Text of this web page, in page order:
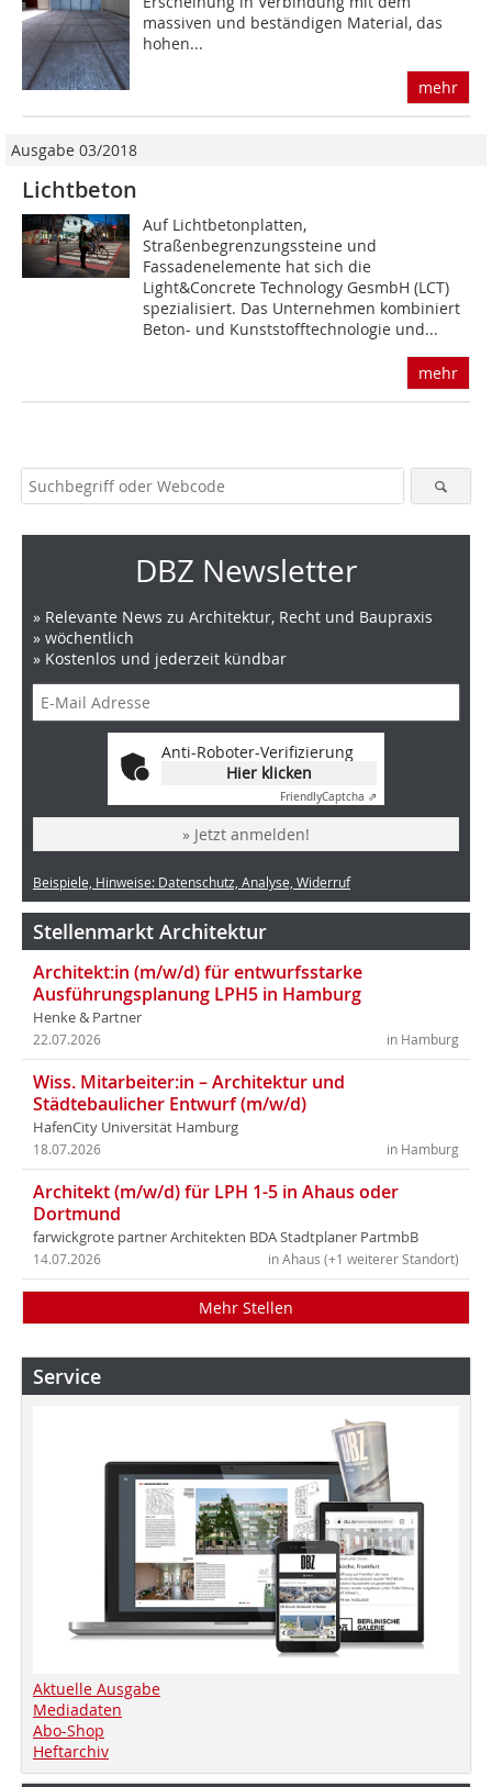
massiven und beständigen Material, das
hohen...
mehr
Ausgabe 03/2018
Lichtbeton
Auf Lichtbetonplatten,
Straßenbegrenzungssteine und
Fassadenelemente hat sich die
Light&Concrete Technology GesmbH (LCT)
spezialisiert. Das Unternehmen kombiniert
Beton- und Kunststofftechnologie und...
mehr
DBZ Newsletter
» Relevante News zu Architektur, Recht und Baupraxis
» wöchentlich
» Kostenlos und jederzeit kündbar
Anti-Roboter-Verifizierung
Hier klicken
FriendlyCaptcha ⇗
» Jetzt anmelden!
Beispiele, Hinweise: Datenschutz, Analyse, Widerruf
Stellenmarkt Architektur
Architekt:in (m/w/d) für entwurfsstarke
Ausführungsplanung LPH5 in Hamburg
Henke & Partner
in Hamburg
22.07.2026
Wiss. Mitarbeiter:in – Architektur und
Städtebaulicher Entwurf (m/w/d)
HafenCity Universität Hamburg
in Hamburg
18.07.2026
Architekt (m/w/d) für LPH 1-5 in Ahaus oder
Dortmund
farwickgrote partner Architekten BDA Stadtplaner PartmbB
in Ahaus (+1 weiterer Standort)
14.07.2026
Mehr Stellen
Service
Aktuelle Ausgabe
Mediadaten
Abo-Shop
Heftarchiv